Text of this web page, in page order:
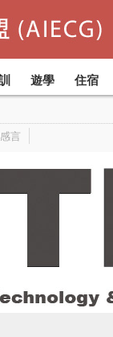
遊學 住宿
寄宿家庭
言